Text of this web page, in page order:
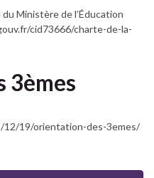
Ministère de l’Éducation
cid73666/charte-de-la-
3èmes
12/19/orientation-des-3emes/